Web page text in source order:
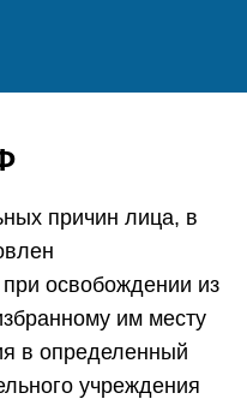
причин лица, в
освобождении из
им месту
в определенный
учреждения